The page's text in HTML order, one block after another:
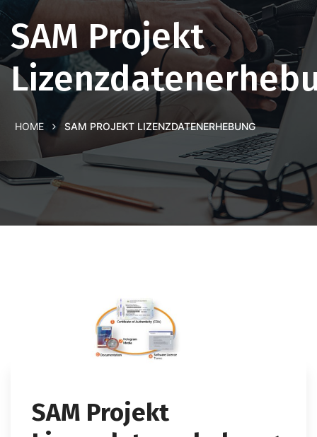
SAM Projekt
HOME SAM PROJEKT LIZENZDATENERHEBUNG
SAM Projekt